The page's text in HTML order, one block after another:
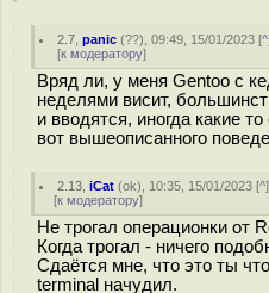
2.7 ,panic (??), 09:49, 15/01/2023 [^
[к модератору]
Вряд ли, у меня Gentoo с
неделями висит,
и вводятся, иногда какие
вот вышеописанного
2.13 ,iCat (ok), 10:35, 15/01/2023 [^
[к модератору]
Не трогал операционки от
Когда трогал - ничего
Сдаётся мне, что это ты
terminal начудил.